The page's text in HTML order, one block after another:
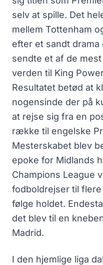
selv at spille. Det
mellem Tottenham
efter et sandt
sendte et af de
verden til King
Resultatet betød at
nogensinde der på
at rejse sig fra en
række til engelske
Mesterskabet blev
epoke for Midlands
Champions League
fodboldrejser til
følge holdet.
det blev til en
Madrid.
I den hjemlige liga